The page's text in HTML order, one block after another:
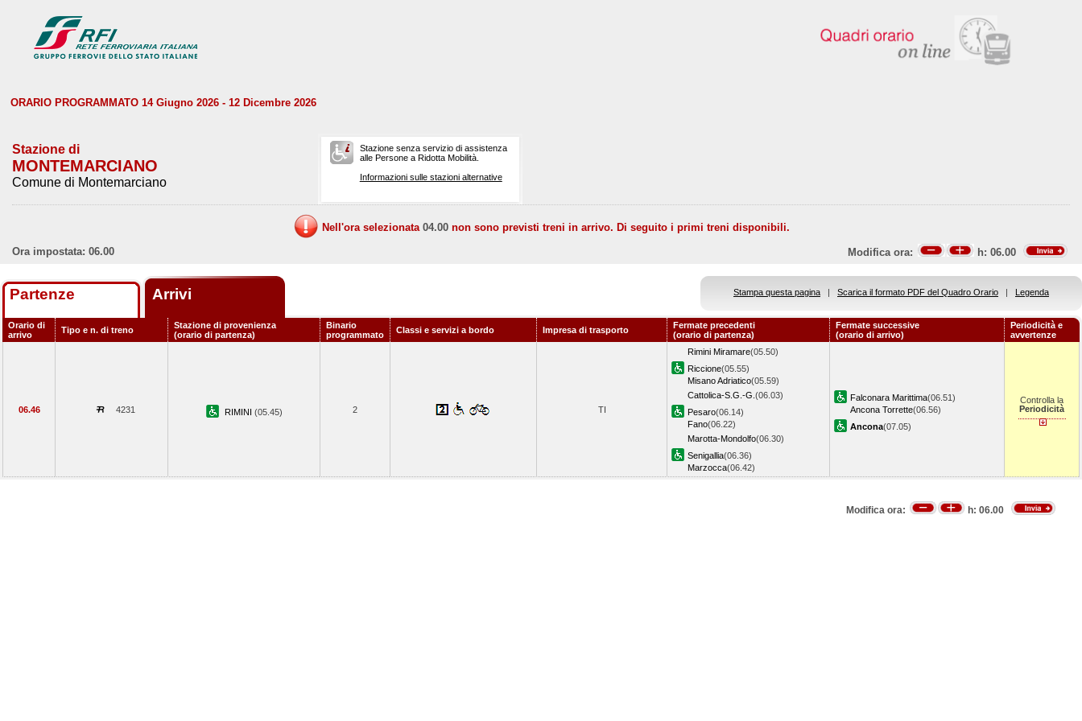
ORARIO PROGRAMMATO 14 Giugno 2026 - 12 Dicembre 2026
Stazione di
MONTEMARCIANO
Comune di Montemarciano
Stazione senza servizio di assistenza
alle Persone a Ridotta Mobilità.
Informazioni sulle stazioni alternative
Nell'ora selezionata 04.00 non sono previsti treni in arrivo. Di seguito i primi treni disponibili.
Ora impostata: 06.00
Modifica ora: h: 06.00
Partenze Arrivi Stampa questa pagina | Scarica il formato PDF del Quadro Orario | Legenda
Orario di
arrivo
Tipo e n. di treno
Stazione di provenienza
(orario di partenza)
Binario
programmato
Classi e servizi a bordo Impresa di trasporto
Fermate precedenti
(orario di partenza)
Fermate successive
(orario di arrivo)
Periodicità e
avvertenze
06.46 4231 RIMINI (05.45) 2 TI
Rimini Miramare(05.50)
Riccione(05.55)
Misano Adriatico(05.59)
Cattolica-S.G.-G. (06.03)
Pesaro(06.14)
Fano(06.22)
Marotta-Mondolfo(06.30)
Senigallia(06.36)
Marzocca(06.42)
Falconara Marittima(06.51)
Ancona Torrette(06.56)
Ancona(07.05)
Controlla la
Periodicità
Modifica ora: h: 06.00